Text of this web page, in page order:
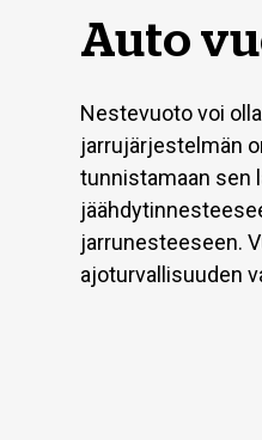
Auto
Nestevuoto voi
jarrujärjestelmän
tunnistamaan sen
jarrunesteeseen.
ajoturvallisuuden